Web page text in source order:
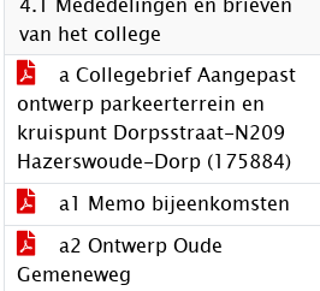
van het college
a Collegebrief Aangepast
ontwerp parkeerterrein en
kruispunt Dorpsstraat-N209
Hazerswoude-Dorp (175884)
a1 Memo bijeenkomsten
a2 Ontwerp Oude
Gemeneweg